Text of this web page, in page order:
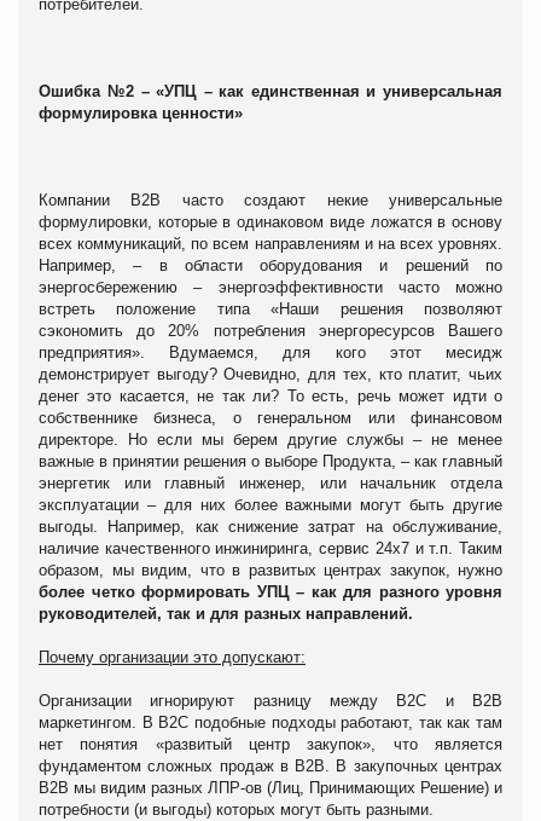
потребителей.
Ошибка №2 – «УПЦ – как единственная и универсальная
формулировка ценности»
Компании В2В часто создают некие универсальные
формулировки, которые в одинаковом виде ложатся в основу
всех коммуникаций, по всем направлениям и на всех уровнях.
Например, – в области оборудования и решений по
энергосбережению – энергоэффективности часто можно
встреть положение типа «Наши решения позволяют
сэкономить до 20% потребления энергоресурсов Вашего
предприятия». Вдумаемся, для кого этот месидж
демонстрирует выгоду? Очевидно, для тех, кто платит, чьих
денег это касается, не так ли? То есть, речь может идти о
собственнике бизнеса, о генеральном или финансовом
директоре. Но если мы берем другие службы – не менее
важные в принятии решения о выборе Продукта, – как главный
энергетик или главный инженер, или начальник отдела
эксплуатации – для них более важными могут быть другие
выгоды. Например, как снижение затрат на обслуживание,
наличие качественного инжиниринга, сервис 24х7 и т.п. Таким
образом, мы видим, что в развитых центрах закупок, нужно
более четко формировать УПЦ – как для разного уровня
руководителей, так и для разных направлений.
Почему организации это допускают:
Организации игнорируют разницу между В2С и В2В
маркетингом. В В2С подобные подходы работают, так как там
нет понятия «развитый центр закупок», что является
фундаментом сложных продаж в В2В. В закупочных центрах
В2В мы видим разных ЛПР-ов (Лиц, Принимающих Решение) и
потребности (и выгоды) которых могут быть разными.